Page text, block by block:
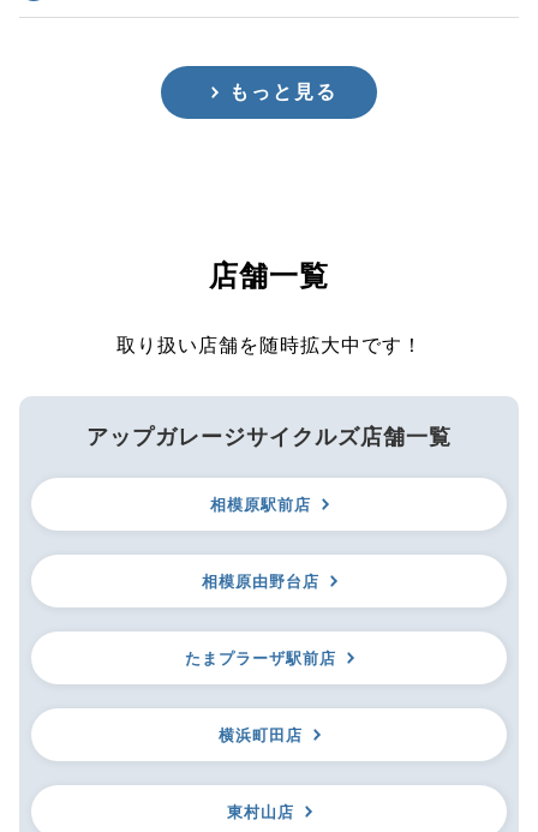
もっと見る
店舗一覧
取り扱い店舗を随時拡大中です！
アップガレージサイクルズ店舗一覧
相模原駅前店
相模原由野台店
たまプラーザ駅前店
横浜町田店
東村山店